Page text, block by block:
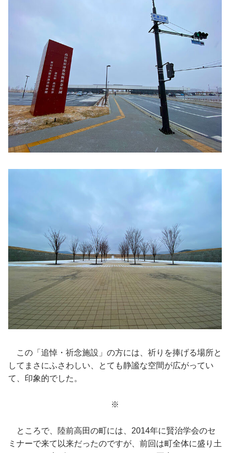
この「追悼・祈念施設」の方には、祈りを捧げる場所と
してまさにふさわしい、とても静謐な空間が広がってい
て、印象的でした。
※
ところで、陸前高田の町には、2014年に賢治学会のセ
ミナーで来て以来だったのですが、前回は町全体に盛り土